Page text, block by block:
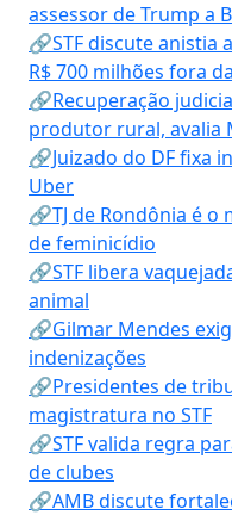
assessor de Trump a
🔗STF discute anistia
R$ 700 milhões fora
🔗Recuperação
produtor rural, avalia
🔗Juizado do DF fixa
Uber
🔗TJ de Rondônia é o
de feminicídio
🔗STF libera
animal
🔗Gilmar Mendes
indenizações
🔗Presidentes de
magistratura no STF
🔗STF valida regra
de clubes
🔗AMB discute